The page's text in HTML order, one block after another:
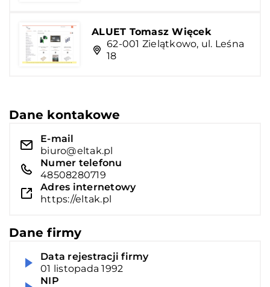
ALUET Tomasz Więcek
62-001 Zielątkowo, ul. Leśna
18
Dane kontakowe
E-mail
biuro@eltak.pl
Numer telefonu
48508280719
Adres internetowy
https://eltak.pl
Dane firmy
Data rejestracji firmy
01 listopada 1992
NIP